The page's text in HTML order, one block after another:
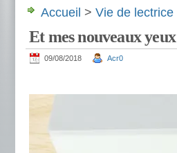
Accueil > Vie de lectrice
Et mes nouveaux yeux
09/08/2018 Acr0